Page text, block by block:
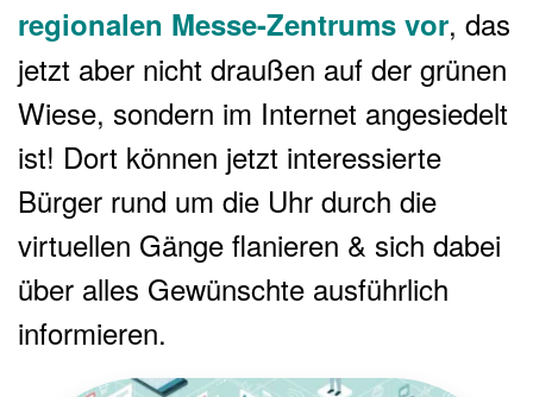
regionalen Messe-Zentrums vor, das
jetzt aber nicht draußen auf der grünen
Wiese, sondern im Internet angesiedelt
ist! Dort können jetzt interessierte
Bürger rund um die Uhr durch die
virtuellen Gänge flanieren & sich dabei
über alles Gewünschte ausführlich
informieren.